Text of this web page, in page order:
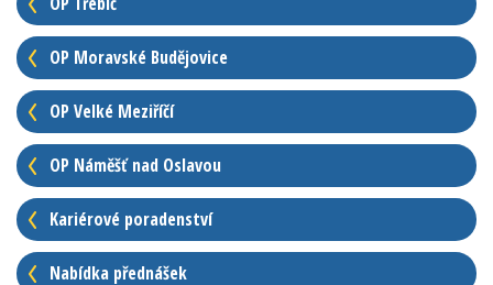
OP Moravské Budějovice
OP Velké Meziříčí
OP Náměšť nad Oslavou
Kariérové poradenství
Nabídka přednášek